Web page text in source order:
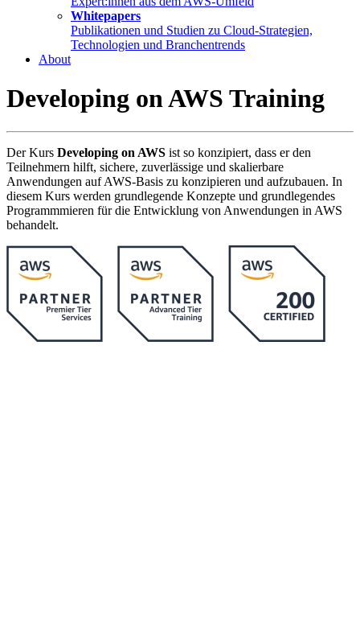
Whitepapers
Publikationen und Studien zu Cloud-Strategien,
Technologien und Branchentrends
About
Developing on AWS Training
Der Kurs Developing on AWS ist so konzipiert, dass er den
Teilnehmern hilft, sichere, zuverlässige und skalierbare
Anwendungen auf AWS-Basis zu konzipieren und aufzubauen. In
diesem Kurs werden grundlegende Konzepte und grundlegendes
Programmmieren für die Entwicklung von Anwendungen in AWS
behandelt.